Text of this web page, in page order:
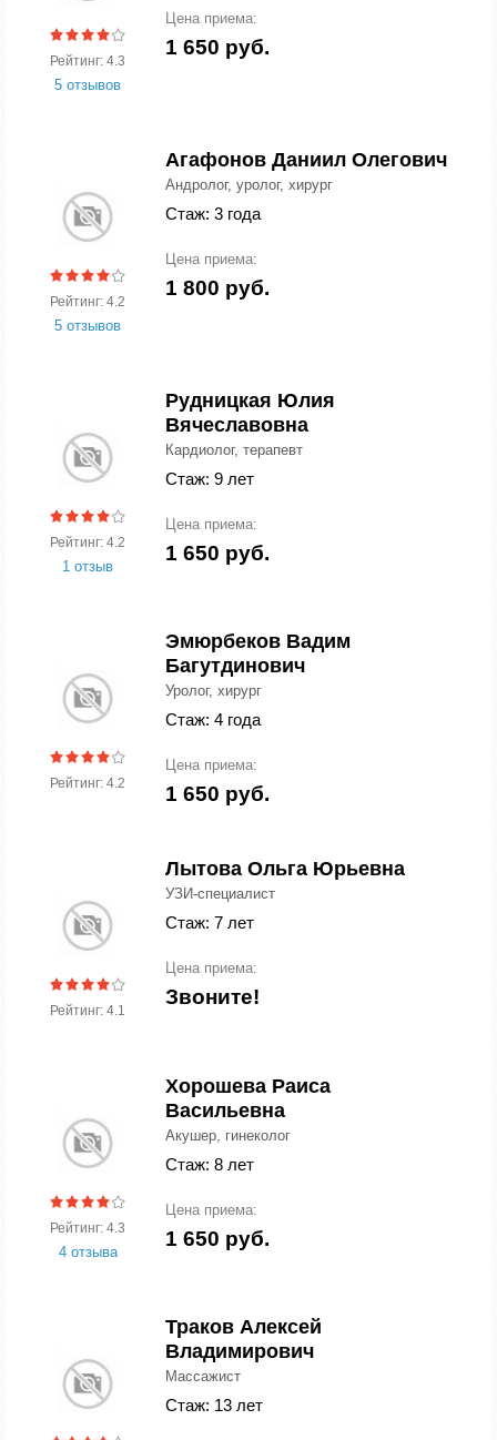
Рейтинг: 4.3
5 отзывов
Цена приема:
1 650 руб.
Рейтинг: 4.2
5 отзывов
Агафонов Даниил Олегович
Андролог, уролог, хирург
Стаж: 3 года
Цена приема:
1 800 руб.
Рейтинг: 4.2
1 отзыв
Рудницкая Юлия
Вячеславовна
Кардиолог, терапевт
Стаж: 9 лет
Цена приема:
1 650 руб.
Рейтинг: 4.2
Эмюрбеков Вадим
Багутдинович
Уролог, хирург
Стаж: 4 года
Цена приема:
1 650 руб.
Рейтинг: 4.1
Лытова Ольга Юрьевна
УЗИ-специалист
Стаж: 7 лет
Цена приема:
Звоните!
Рейтинг: 4.3
4 отзыва
Хорошева Раиса
Васильевна
Акушер, гинеколог
Стаж: 8 лет
Цена приема:
1 650 руб.
Траков Алексей
Владимирович
Массажист
Стаж: 13 лет